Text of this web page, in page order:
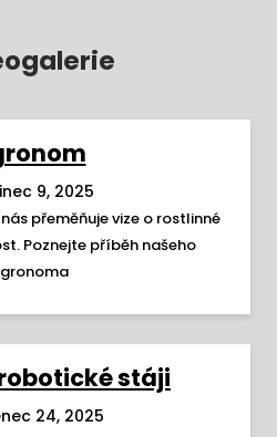
9, 2025
přeměňuje vize o rostlinné
Poznejte příběh našeho
stáji
24, 2025